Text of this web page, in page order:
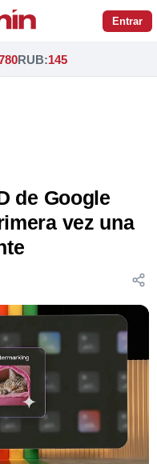
Entrar
RUB:145
de Google
vez una